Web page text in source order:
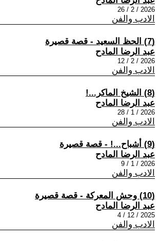
2026 / 2 / 26
الادب والفن
(7) الحظ السعيد - قصة قصيرة
عبد الرضا المادح
2026 / 2 / 12
الادب والفن
(8) الشيخ الماكر...!
عبد الرضا المادح
2026 / 1 / 28
الادب والفن
(9) أشباح...! - قصة قصيرة
عبد الرضا المادح
2026 / 1 / 9
الادب والفن
(10) وحش المعركة - قصة قصيرة
عبد الرضا المادح
2025 / 12 / 4
الادب والفن